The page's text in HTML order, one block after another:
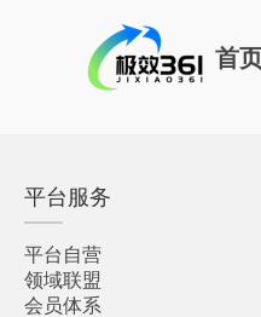
首
平台服务
平台自营
领域联盟
会员体系